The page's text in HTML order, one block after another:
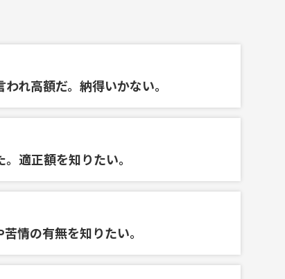
れ高額だ。納得いかない。
適正額を知りたい。
情の有無を知りたい。